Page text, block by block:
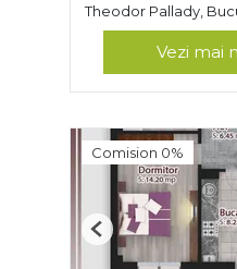
Theodor Pallady,
Vezi mai
Comision 0%
Previous